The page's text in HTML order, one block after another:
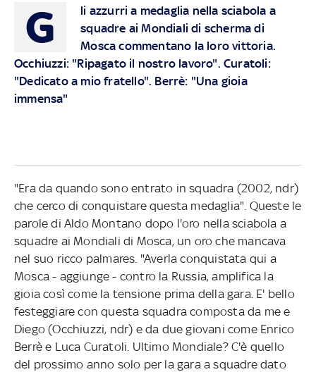
G
li azzurri a medaglia nella sciabola a
squadre ai Mondiali di scherma di
Mosca commentano la loro vittoria.
Occhiuzzi: "Ripagato il nostro lavoro". Curatoli:
"Dedicato a mio fratello". Berrè: "Una gioia
immensa"
"Era da quando sono entrato in squadra (2002, ndr)
che cerco di conquistare questa medaglia". Queste le
parole di Aldo Montano dopo l'oro nella sciabola a
squadre ai Mondiali di Mosca, un oro che mancava
nel suo ricco palmares. "Averla conquistata qui a
Mosca - aggiunge - contro la Russia, amplifica la
gioia così come la tensione prima della gara. E' bello
festeggiare con questa squadra composta da me e
Diego (Occhiuzzi, ndr) e da due giovani come Enrico
Berrè e Luca Curatoli. Ultimo Mondiale? C'è quello
del prossimo anno solo per la gara a squadre dato